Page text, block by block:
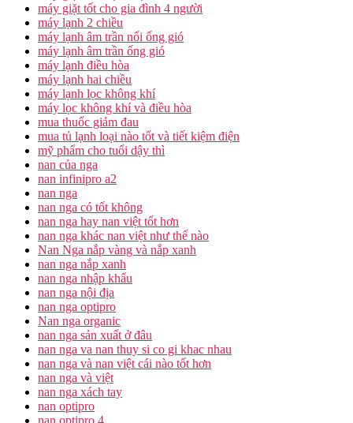
máy giặt tốt cho gia đình 4 người
máy lạnh 2 chiều
máy lạnh âm trần nối ống gió
máy lạnh âm trần ống gió
máy lạnh điều hòa
máy lạnh hai chiều
máy lạnh lọc không khí
máy lọc không khí và điều hòa
mua thuốc giảm đau
mua tủ lạnh loại nào tốt và tiết kiệm điện
mỹ phẩm cho tuổi dậy thì
nan của nga
nan infinipro a2
nan nga
nan nga có tốt không
nan nga hay nan việt tốt hơn
nan nga khác nan việt như thế nào
Nan Nga nắp vàng và nắp xanh
nan nga nắp xanh
nan nga nhập khẩu
nan nga nội địa
nan nga optipro
Nan nga organic
nan nga sản xuất ở đâu
nan nga va nan thuy si co gi khac nhau
nan nga và nan việt cái nào tốt hơn
nan nga và việt
nan nga xách tay
nan optipro
nan optipro 4